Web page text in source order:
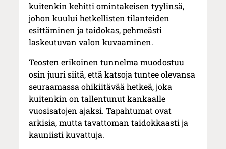
kuitenkin kehitti omintakeisen tyylinsä,
johon kuului hetkellisten tilanteiden
esittäminen ja taidokas, pehmeästi
laskeutuvan valon kuvaaminen.
Teosten erikoinen tunnelma muodostuu
osin juuri siitä, että katsoja tuntee olevansa
seuraamassa ohikiitävää hetkeä, joka
kuitenkin on tallentunut kankaalle
vuosisatojen ajaksi. Tapahtumat ovat
arkisia, mutta tavattoman taidokkaasti ja
kauniisti kuvattuja.